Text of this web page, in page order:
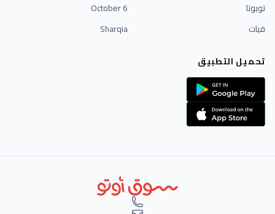
تويوتا
فيات
6 October
Sharqia
تحميل التطبيق